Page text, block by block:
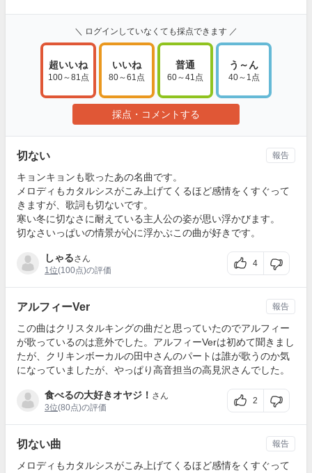
＼ ログインしていなくても採点できます ／
超いいね
100～81点
いいね
80～61点
普通
60～41点
う～ん
40～1点
採点・コメントする
切ない
キョンキョンも歌ったあの名曲です。
メロディもカタルシスがこみ上げてくるほど感情をくすぐって
きますが、歌詞も切ないです。
寒い冬に切なさに耐えている主人公の姿が思い浮かびます。
切なさいっぱいの情景が心に浮かぶこの曲が好きです。
しゃるさん
1位(100点)の評価
4
報告
アルフィーVer
この曲はクリスタルキングの曲だと思っていたのでアルフィー
が歌っているのは意外でした。アルフィーVerは初めて聞きまし
たが、クリキンボーカルの田中さんのパートは誰が歌うのか気
になっていましたが、やっぱり高音担当の高見沢さんでした。
食べるの大好きオヤジ！ さん
3位(80点)の評価
2
報告
切ない曲
メロディもカタルシスがこみ上げてくるほど感情をくすぐって
報告